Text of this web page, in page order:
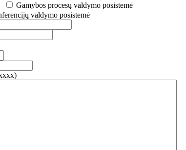
Gamybos procesų valdymo posistemė
valdymo posistemė